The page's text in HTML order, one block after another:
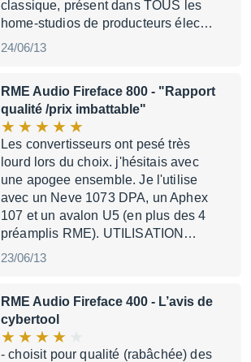
classique, présent dans TOUS les
home-studios de producteurs élec…
24/06/13
RME Audio Fireface 800 - "Rapport
qualité /prix imbattable"
Les convertisseurs ont pesé très
lourd lors du choix. j'hésitais avec
une apogee ensemble. Je l'utilise
avec un Neve 1073 DPA, un Aphex
107 et un avalon U5 (en plus des 4
préamplis RME). UTILISATION…
23/06/13
RME Audio Fireface 400 - L’avis de
cybertool
- choisit pour qualité (rabâchée) des